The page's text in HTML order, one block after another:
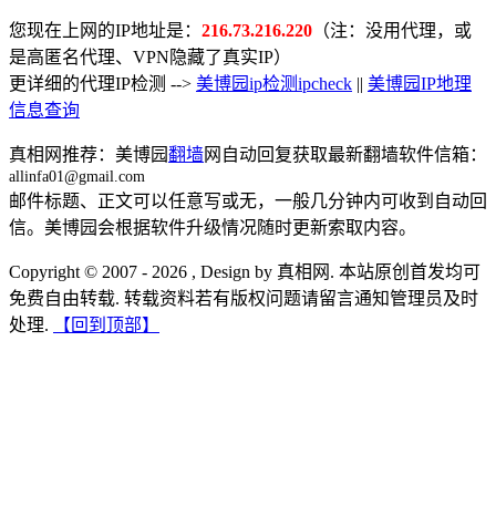
您现在上网的IP地址是： 216.73.216.220 （注：没用代理，或
是高匿名代理、VPN隐藏了真实IP）
更详细的代理IP检测 --> 美博园ip检测ipcheck || 美博园IP地理
信息查询
真相网推荐：美博园翻墙网自动回复获取最新翻墙软件信箱：
allinfa01@gmail.com
邮件标题、正文可以任意写或无，一般几分钟内可收到自动回
信。美博园会根据软件升级情况随时更新索取内容。
Copyright © 2007 - 2026 , Design by 真相网. 本站原创首发均可
免费自由转载. 转载资料若有版权问题请留言通知管理员及时
处理.
【回到顶部】